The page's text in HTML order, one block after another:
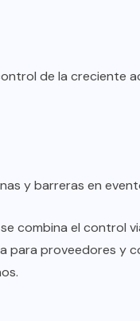
de la creciente
y barreras en
combina el control
para proveedores y